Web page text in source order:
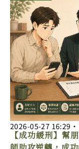
2026-05-27 16:29 ‧
【成功緩刑】幫